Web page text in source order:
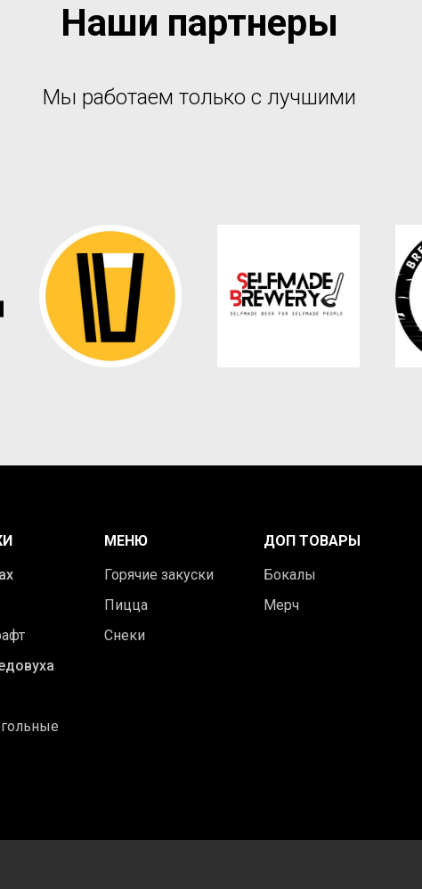
Наши партнеры
Мы работаем только с лучшими
МЕНЮ
Горячие закуски
Пицца
Снеки
ДОП ТОВАРЫ
Бокалы
Мерч